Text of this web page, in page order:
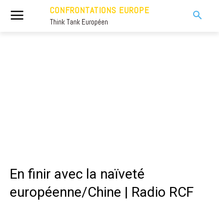
CONFRONTATIONS EUROPE
Think Tank Européen
En finir avec la naïveté
européenne/Chine | Radio RCF